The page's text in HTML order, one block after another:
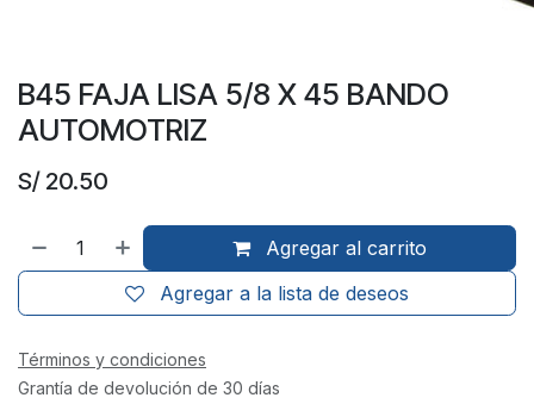
B45 FAJA LISA 5/8 X 45 BANDO
AUTOMOTRIZ
S/ 20.50
Agregar al carrito
Agregar a la lista de deseos
Términos y condiciones
Grantía de devolución de 30 días